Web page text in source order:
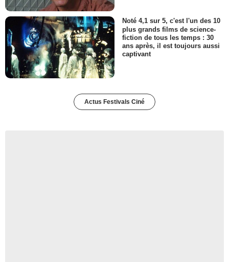
Noté 4,1 sur 5, c'est l'un des 10
plus grands films de science-
fiction de tous les temps : 30
ans après, il est toujours aussi
captivant
Actus Festivals Ciné